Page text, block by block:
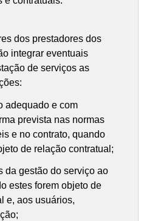
dos prestadores dos
integrar eventuais
de serviços as
adequado e com
prevista nas normas
e no contrato, quando
de relação contratual;
da gestão do serviço ao
estes forem objeto de
e, aos usuários,